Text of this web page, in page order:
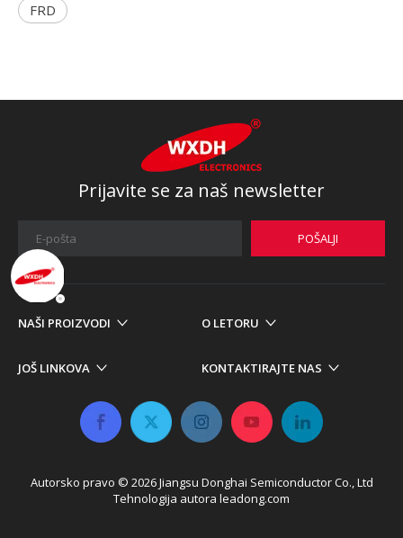
FRD
Prijavite se za naš newsletter
POŠALJI
NAŠI PROIZVODI O LETORU
JOŠ LINKOVA KONTAKTIRAJTE NAS
Autorsko pravo © 2026​​​​​​ Jiangsu Donghai Semiconductor Co., Ltd
Tehnologija autora leadong.com